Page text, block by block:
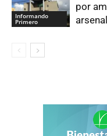
Informando
Primero
por